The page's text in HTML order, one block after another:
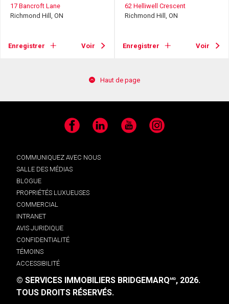
17 Bancroft Lane
Richmond Hill, ON
Enregistrer Voir
62 Helliwell Crescent
Richmond Hill, ON
Enregistrer Voir
Haut de page
Facebook LinkedIn YouTube Instagram
COMMUNIQUEZ AVEC NOUS
SALLE DES MÉDIAS
BLOGUE
PROPRIÉTÉS LUXUEUSES
COMMERCIAL
INTRANET
AVIS JURIDIQUE
CONFIDENTIALITÉ
TÉMOINS
ACCESSIBILITÉ
© SERVICES IMMOBILIERS BRIDGEMARQMD, 2026.
TOUS DROITS RÉSERVÉS.